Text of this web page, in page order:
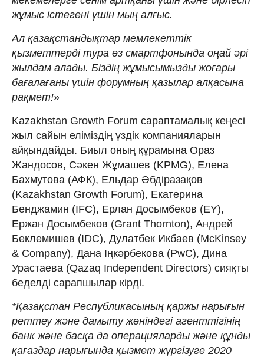
жұмыс істегені үшін мың алғыс.
Ал қазақстандықтар мемлекеттік
қызметтерді тура өз смартфонында оңай әрі
жылдам алады. Біздің жұмысымызды жоғары
бағалағаны үшін форумның қазылар алқасына
рақмет!»
Kazakhstan Growth Forum сараптамалық кеңесі
жыл сайын еліміздің үздік компанияларын
айқындайды. Биыл оның құрамына Ораз
Жандосов, Сәкен Жұмашев (KPMG), Елена
Бахмутова (АФК), Ельдар Әбдіразақов
(Kazakhstan Growth Forum), Екатерина
Бенджамин (IFC), Ерлан Досымбеков (EY),
Ержан Досымбеков (Grant Thornton), Андрей
Беклемишев (IDC), Дулатбек Икбаев (McKinsey
& Company), Дана Іңкәрбекова (PwC), Дина
Урастаева (Qazaq Independent Directors) сияқты
беделді сарапшылар кірді.
*Қазақстан Республикасының қаржы нарығын
реттеу және дамыту жөніндегі агенттігінің
банк және басқа да операцияларды және құнды
қағаздар нарығында қызмет жүргізуге 2020